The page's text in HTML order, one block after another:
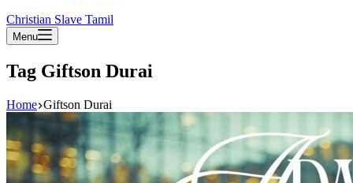
Christian Slave Tamil
Menu
Tag Giftson Durai
Home Giftson Durai